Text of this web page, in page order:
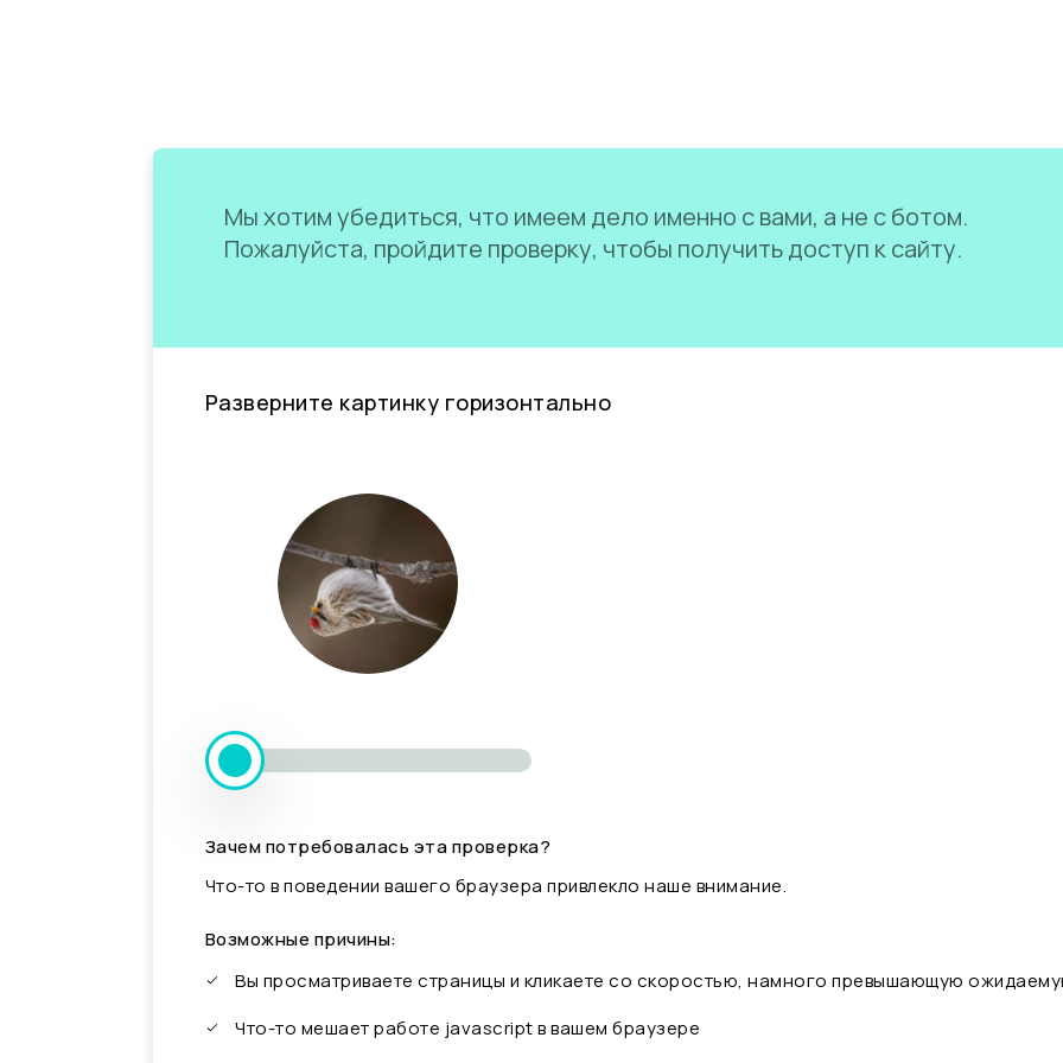
Мы хотим убедиться, что имеем дело именно с вами, а не с ботом.
Пожалуйста, пройдите проверку, чтобы получить доступ к сайту.
Разверните картинку горизонтально
Зачем потребовалась эта проверка?
Что-то в поведении вашего браузера привлекло наше внимание.
Возможные причины:
Вы просматриваете страницы и кликаете со скоростью, намного превышающую
Что-то мешает работе javascript в вашем браузере